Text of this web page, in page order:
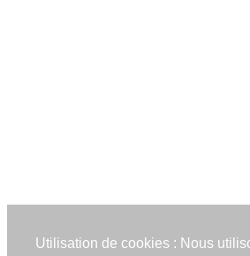
Utilisation de cookies : Nous